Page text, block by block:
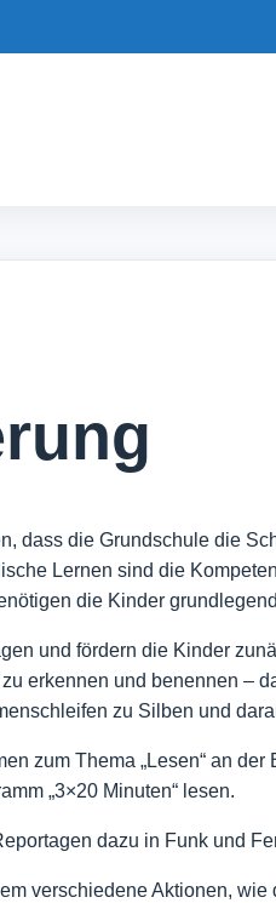
dass die Grundschule die
Lernen sind die
die Kinder
und fördern die Kinder
erkennen und benennen –
zu Silben und
zum Thema „Lesen“ an
„3×20 Minuten“ lesen.
dazu in Funk und
verschiedene Aktionen,